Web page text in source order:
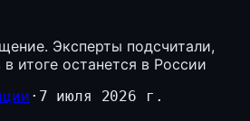
Эксперты подсчитали,
итоге останется в России
· 7 июля 2026 г.